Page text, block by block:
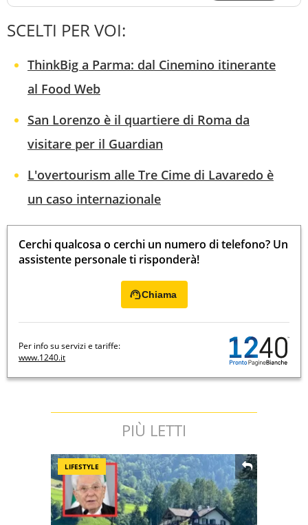
SCELTI PER VOI:
ThinkBig a Parma: dal Cinemino itinerante
al Food Web
San Lorenzo è il quartiere di Roma da
visitare per il Guardian
L'overtourism alle Tre Cime di Lavaredo è
un caso internazionale
Cerchi qualcosa o cerchi un numero di telefono? Un
assistente personale ti risponderà!
Chiama
Per info su servizi e tariffe:
www.1240.it
PIÙ LETTI
LIFESTYLE